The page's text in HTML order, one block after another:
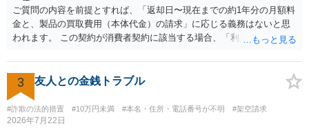
ご質問の内容を前提とすれば、「返却日〜現在までの約1年分の月額料
金と、製品の買取費用（本体代金）の請求」に応じる義務はないと思
われます。 この契約が消費者契約に該当する場合、「利用料金の未納
も不当条項として無効になると解されます（消費者契約法10条）。消
費者契約に該当しない場合でも、ご質問の記載を前提とすればそのよ
うな条項は存在しないので請求自体が不当ということになります。 メ
ールでのやり取りも証拠になりますので、あなたとしては、毅然と請
求を拒絶することを伝えるべきでしょう（ただし未納料金があること
3 友人との金銭トラブル
#詐欺の法的措置 #10万円未満 #本名・住所・電話番号が不明 #架空請求
2026年7月22日